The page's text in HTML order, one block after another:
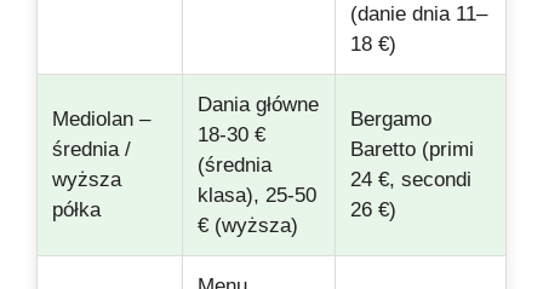
(danie dnia 11–
18 €)
Mediolan –
średnia /
wyższa
półka
Dania główne
18-30 €
(średnia
klasa), 25-50
€ (wyższa)
Bergamo
Baretto (primi
24 €, secondi
26 €)